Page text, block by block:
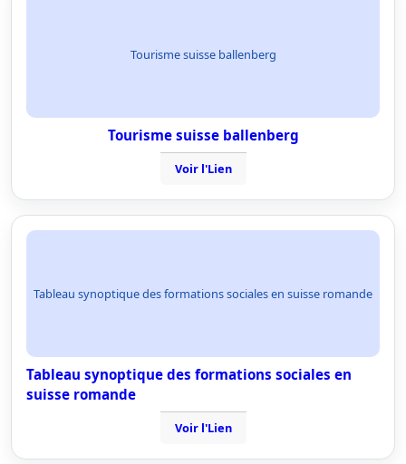
Tourisme suisse ballenberg
Tourisme suisse ballenberg
Voir l'Lien
Tableau synoptique des formations sociales en suisse romande
Tableau synoptique des formations sociales en
suisse romande
Voir l'Lien